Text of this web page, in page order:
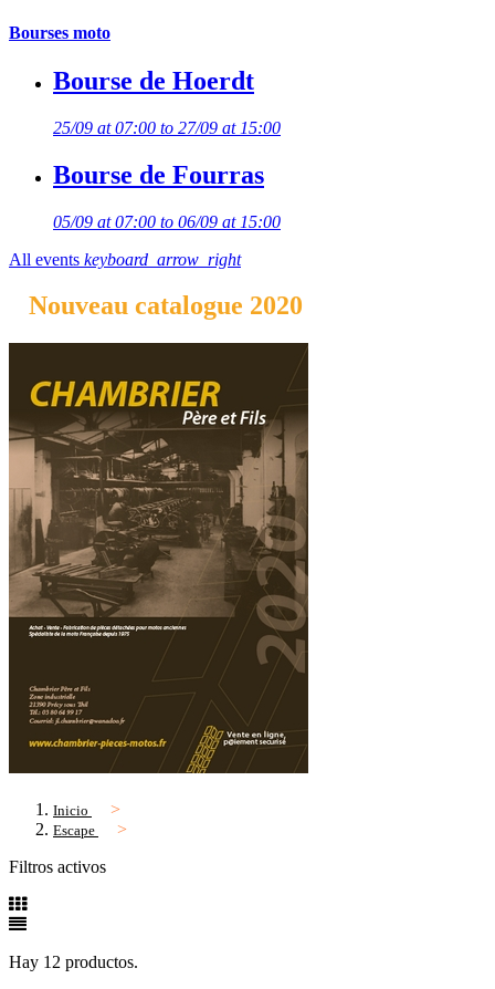
Bourses moto
Bourse de Hoerdt
25/09 at 07:00 to 27/09 at 15:00
Bourse de Fourras
05/09 at 07:00 to 06/09 at 15:00
All events keyboard_arrow_right
Nouveau catalogue 2020
Inicio
Escape
Filtros activos
Hay 12 productos.